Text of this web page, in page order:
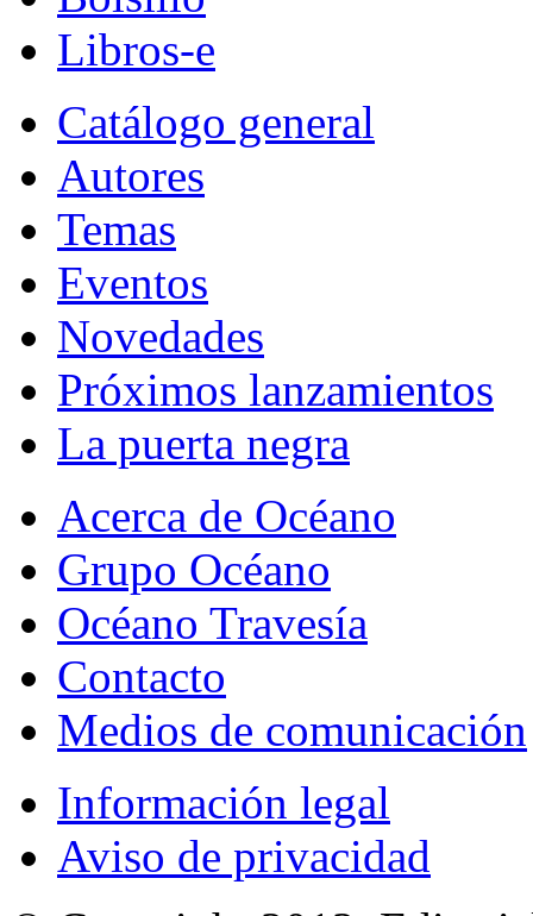
Libros-e
Catálogo general
Autores
Temas
Eventos
Novedades
Próximos lanzamientos
La puerta negra
Acerca de Océano
Grupo Océano
Océano Travesía
Contacto
Medios de comunicación
Información legal
Aviso de privacidad